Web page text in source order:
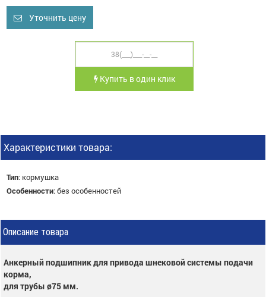
Уточнить цену
Купить в один клик
Характеристики товара:
Тип: кормушка
Особенности:без особенностей
Описание товара
Анкерный подшипник для привода шнековой системы подачи
корма,
для трубы ø75 мм.